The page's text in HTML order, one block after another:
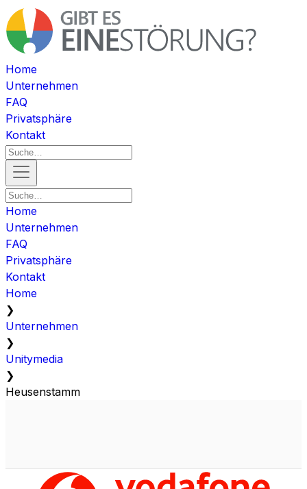
Home
Unternehmen
FAQ
Privatsphäre
Kontakt
Home
Unternehmen
FAQ
Privatsphäre
Kontakt
Home
❯
Unternehmen
❯
Unitymedia
❯
Heusenstamm